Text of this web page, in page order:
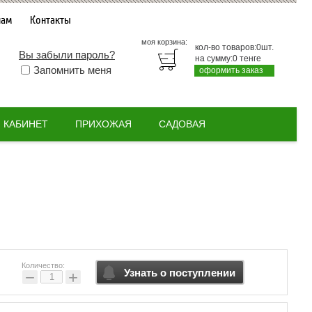
Контакты
Вы забыли пароль?
Запомнить меня
моя корзина:
кол-во товаров:0шт.
на сумму:0 тенге
оформить заказ
КАБИНЕТ ПРИХОЖАЯ САДОВАЯ
Количество:
− + Узнать о поступлении